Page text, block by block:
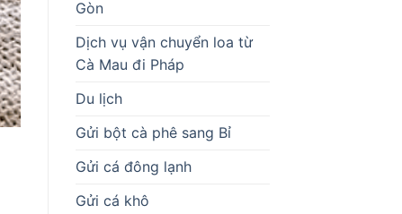
Gòn
Dịch vụ vận chuyển loa từ
Cà Mau đi Pháp
Du lịch
Gửi bột cà phê sang Bỉ
Gửi cá đông lạnh
Gửi cá khô